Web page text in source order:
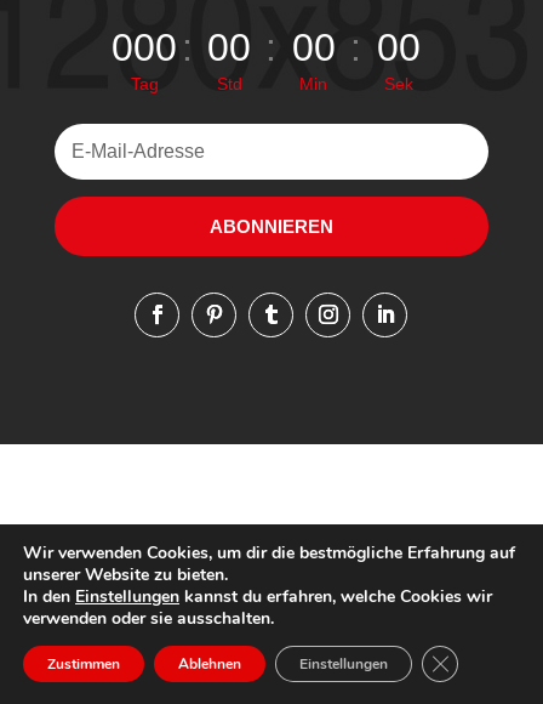
000
Tag
: 00
Std
: 00
Min
: 00
Sek
ABONNIEREN
Wir verwenden Cookies, um dir die bestmögliche Erfahrung auf
unserer Website zu bieten.
In den Einstellungen kannst du erfahren, welche Cookies wir
verwenden oder sie ausschalten.
Zustimmen Ablehnen Einstellungen GDPR